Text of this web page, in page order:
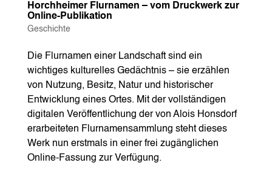
Horchheimer Flurnamen – vom Druckwerk zur
Online-Publikation
Geschichte
Die Flurnamen einer Landschaft sind ein
wichtiges kulturelles Gedächtnis – sie erzählen
von Nutzung, Besitz, Natur und historischer
Entwicklung eines Ortes. Mit der vollständigen
digitalen Veröffentlichung der von Alois Honsdorf
erarbeiteten Flurnamensammlung steht dieses
Werk nun erstmals in einer frei zugänglichen
Online-Fassung zur Verfügung.